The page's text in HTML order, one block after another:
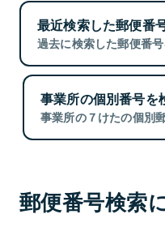
最近検索した郵便番
過去に検索した郵便番号
事業所の個別番号を
事業所の７けたの個別
郵便番号検索